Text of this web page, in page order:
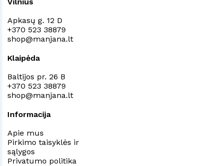
Apkasų g. 12 D
+370 523 38879
shop@manjana.lt
Klaipėda
Baltijos pr. 26 B
+370 523 38879
shop@manjana.lt
Informacija
Apie mus
Pirkimo taisyklės ir
sąlygos
Privatumo politika